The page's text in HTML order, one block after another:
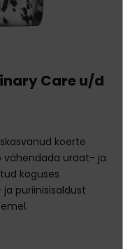
Care u/d
koerte
vähendada uraat- ja
koguses
puriinisisaldust